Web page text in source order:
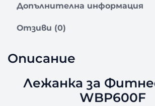
е
а
н
Допълнителна информация
Отзиви (0)
Описание
Лежанка за
WBP600F